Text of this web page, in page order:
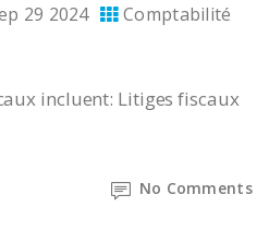
29 2024 Comptabilité
incluent: Litiges fiscaux
No Comments